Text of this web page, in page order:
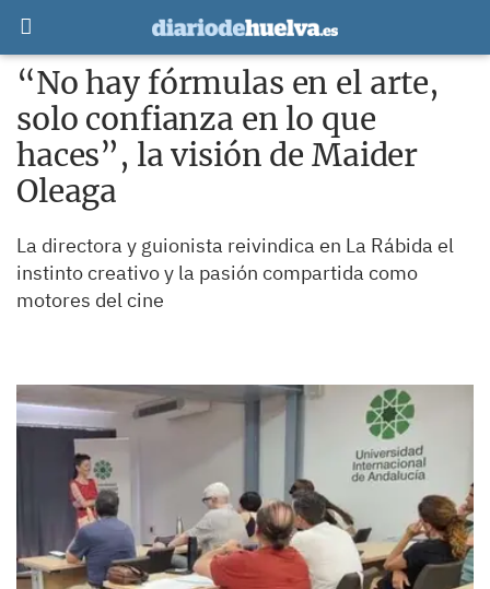
“No hay fórmulas en el arte,
solo confianza en lo que
haces”, la visión de Maider
Oleaga
La directora y guionista reivindica en La Rábida el
instinto creativo y la pasión compartida como
motores del cine